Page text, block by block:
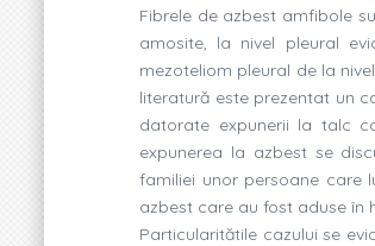
Fibrele de azbest amfibole
amosite, la nivel pleural
mezoteliom pleural de la
literatură este prezentat un
datorate expunerii la talc
expunerea la azbest se
familiei unor persoane care
azbest care au fost aduse în
Particularitătile cazului se